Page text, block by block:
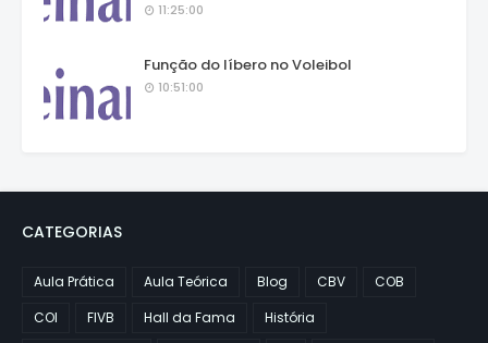
11:25:00
Função do líbero no Voleibol
10:51:00
CATEGORIAS
Aula Prática Aula Teórica Blog CBV
COB
COI
FIVB Hall da Fama
História